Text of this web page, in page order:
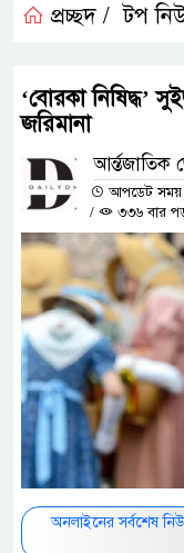
প্রচ্ছদ / টপ
‘বোরকা নিষিদ্ধ’
জরিমানা
আর্ন্তজাতিক
আপডেট সময়
/
৩৩৬ বার
অনলাইনের সর্বশেষ